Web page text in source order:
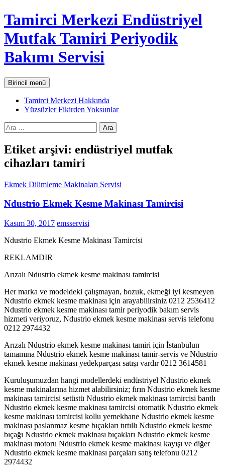
İçeriğe
atla
Tamirci Merkezi Endüstriyel
Mutfak Tamiri Periyodik
Bakımı Servisi
AraBirincil menü
Tamirci Merkezi Hakkında
Yüzsüzler Fikirden Yoksunlar
Arama:
Etiket arşivi: endüstriyel mutfak
cihazları tamiri
Ekmek Dilimleme Makinaları Servisi
Ndustrio Ekmek Kesme Makinası Tamircisi
Kasım 30, 2017 emsservisi
Ndustrio Ekmek Kesme Makinası Tamircisi
REKLAMDIR
Arızalı Ndustrio ekmek kesme makinası tamircisi
Her marka ve modeldeki çalışmayan, bozuk, ekmeği iyi kesmeyen
Ndustrio ekmek kesme makinası için arayabilirsiniz 0212 2536412
Ndustrio ekmek kesme makinası tamir periyodik bakım servis
hizmeti veriyoruz, Ndustrio ekmek kesme makinası servis telefonu
0212 2974432
Arızalı Ndustrio ekmek kesme makinası tamiri için İstanbulun
tamamına Ndustrio ekmek kesme makinası tamir-servis ve Ndustrio
ekmek kesme makinası yedekparçası satışı vardır 0212 3614581
Kuruluşumuzdan hangi modellerdeki endüstriyel Ndustrio ekmek
kesme makinalarına hizmet alabilirsiniz; fırın Ndustrio ekmek kesme
makinası tamircisi setüstü Ndustrio ekmek makinası tamircisi bantlı
Ndustrio ekmek kesme makinası tamircisi otomatik Ndustrio ekmek
kesme makinası tamircisi kollu yemekhane Ndustrio ekmek kesme
makinası paslanmaz kesme bıçakları tırtıllı Ndustrio ekmek kesme
bıçağı Ndustrio ekmek makinası bıçakları Ndustrio ekmek kesme
makinası motoru Ndustrio ekmek kesme makinası kayışı ve diğer
Ndustrio ekmek kesme makinası parçaları satış telefonu 0212
2974432